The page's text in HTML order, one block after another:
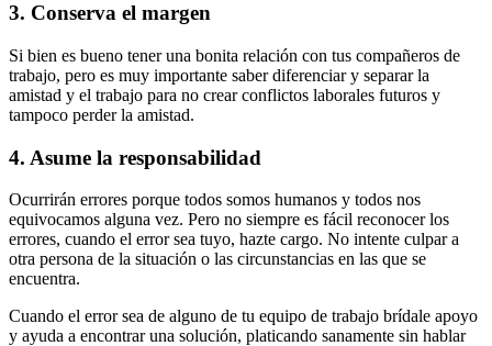
3. Conserva el margen
Si bien es bueno tener una bonita relación con tus compañeros de
trabajo, pero es muy importante saber diferenciar y separar la
amistad y el trabajo para no crear conflictos laborales futuros y
tampoco perder la amistad.
4. Asume la responsabilidad
Ocurrirán errores porque todos somos humanos y todos nos
equivocamos alguna vez. Pero no siempre es fácil reconocer los
errores, cuando el error sea tuyo, hazte cargo. No intente culpar a
otra persona de la situación o las circunstancias en las que se
encuentra.
Cuando el error sea de alguno de tu equipo de trabajo brídale apoyo
y ayuda a encontrar una solución, platicando sanamente sin hablar